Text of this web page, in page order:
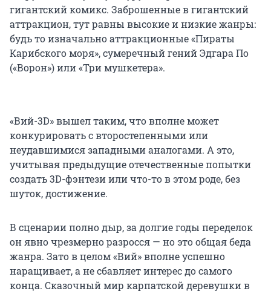
гигантский комикс. Заброшенные в гигантский
аттракцион, тут равны высокие и низкие жанры:
будь то изначально аттракционные «Пираты
Карибского моря», сумеречный гений Эдгара По
(«Ворон») или «Три мушкетера».
«Вий-3D» вышел таким, что вполне может
конкурировать с второстепенными или
неудавшимися западными аналогами. А это,
учитывая предыдущие отечественные попытки
создать 3D-фэнтези или что-то в этом роде, без
шуток, достижение.
В сценарии полно дыр, за долгие годы переделок
он явно чрезмерно разросся — но это общая беда
жанра. Зато в целом «Вий» вполне успешно
наращивает, а не сбавляет интерес до самого
конца. Сказочный мир карпатской деревушки в